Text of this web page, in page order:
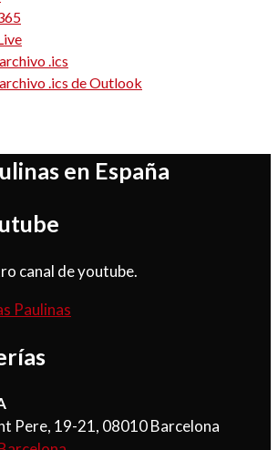
.ics
.ics de Outlook
en España
canal de youtube.
Pere, 19-21, 08010 Barcelona